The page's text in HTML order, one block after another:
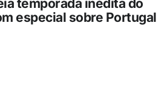
temporada inédita do
especial sobre Portugal